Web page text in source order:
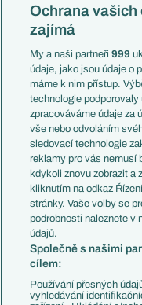
Mistrovství světa
Liga národů
Témata
Představení týmů MS
EuroSkauting
PL v kostce
Evropské koeficienty
Přestupy
Přestupové spekulace
Zranění
Kluby
Arsenal FC
Chelsea FC
Manchester United
AC Milán
Juventus FC
Bayern Mnichov
Ochrana vašich
zajímá
My a naši partneři999
údaje, jako jsou údaje o
máme k nim přístup.
technologie
zpracováváme údaje za
vše nebo odvoláním
sledovací technologie
reklamy pro vás nemusí
kdykoli znovu zobrazit a
kliknutím na odkaz
stránky. Vaše volby se
podrobnosti naleznete v
údajů.
Společně s našimi
cílem:
Používání přesných
vyhledávání